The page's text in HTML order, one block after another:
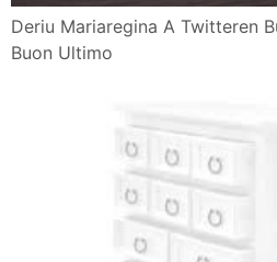
Deriu Mariaregina A Twitteren
Buon Ultimo